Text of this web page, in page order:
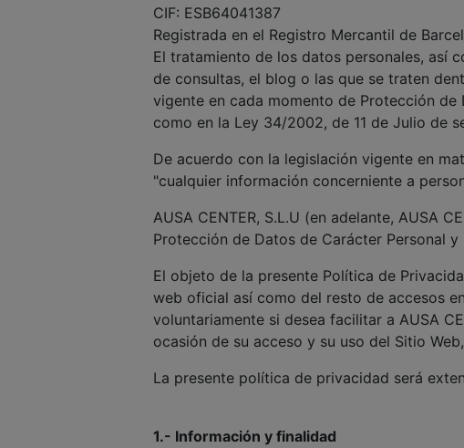
CIF: ESB64041387
Registrada en el Registro Mercantil de
El tratamiento de los datos personales, así
de consultas, el blog o las que se traten
vigente en cada momento de Protección
como en la Ley 34/2002, de 11 de Julio de
De acuerdo con la legislación vigente en
"cualquier información concerniente a
AUSA CENTER, S.L.U (en adelante, AUSA
Protección de Datos de Carácter Personal
El objeto de la presente Política de
web oficial así como del resto de accesos
voluntariamente si desea facilitar a AUSA
ocasión de su acceso y su uso del Sitio
La presente política de privacidad será
1.- Información y finalidad